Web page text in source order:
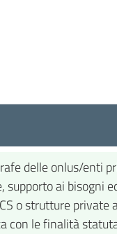
delle onlus/
ai
o strutture
con le finalità